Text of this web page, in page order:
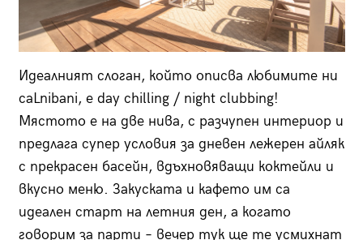
Идеалният слоган, който опис­ва любимите ни
caLnibani, е day chilling / night clubbing!
Мястото е на две нива, с разчупен интериор и
предлага супер условия за дневен лежерен айляк
с прекрасен басейн, вдъхновяващи коктейли и
вкусно меню. Закуската и кафето им са
идеален старт на летния ден, а когато
говорим за парти – вечер тук ще те усмихнат